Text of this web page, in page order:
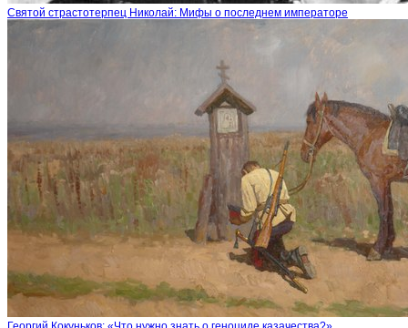
Святой страстотерпец Николай: Мифы о последнем императоре